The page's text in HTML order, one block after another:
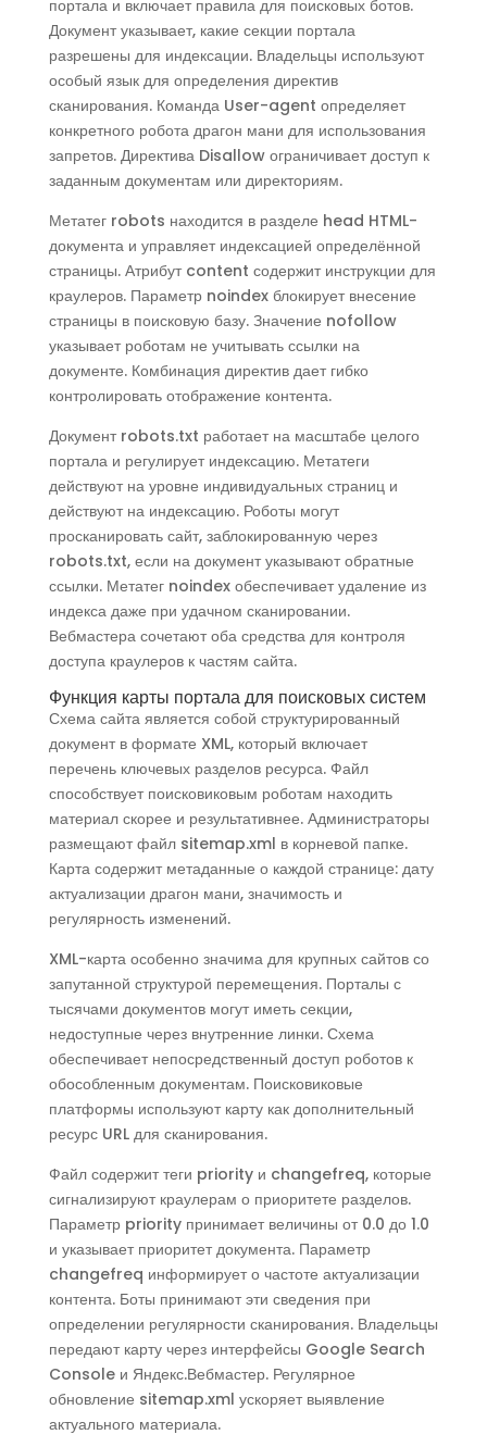
портала и включает правила для поисковых ботов.
Документ указывает, какие секции портала
разрешены для индексации. Владельцы используют
особый язык для определения директив
сканирования. Команда User-agent определяет
конкретного робота драгон мани для использования
запретов. Директива Disallow ограничивает доступ к
заданным документам или директориям.
Метатег robots находится в разделе head HTML-
документа и управляет индексацией определённой
страницы. Атрибут content содержит инструкции для
краулеров. Параметр noindex блокирует внесение
страницы в поисковую базу. Значение nofollow
указывает роботам не учитывать ссылки на
документе. Комбинация директив дает гибко
контролировать отображение контента.
Документ robots.txt работает на масштабе целого
портала и регулирует индексацию. Метатеги
действуют на уровне индивидуальных страниц и
действуют на индексацию. Роботы могут
просканировать сайт, заблокированную через
robots.txt, если на документ указывают обратные
ссылки. Метатег noindex обеспечивает удаление из
индекса даже при удачном сканировании.
Вебмастера сочетают оба средства для контроля
доступа краулеров к частям сайта.
Функция карты портала для поисковых систем
Схема сайта является собой структурированный
документ в формате XML, который включает
перечень ключевых разделов ресурса. Файл
способствует поисковиковым роботам находить
материал скорее и результативнее. Администраторы
размещают файл sitemap.xml в корневой папке.
Карта содержит метаданные о каждой странице: дату
актуализации драгон мани, значимость и
регулярность изменений.
XML-карта особенно значима для крупных сайтов со
запутанной структурой перемещения. Порталы с
тысячами документов могут иметь секции,
недоступные через внутренние линки. Схема
обеспечивает непосредственный доступ роботов к
обособленным документам. Поисковиковые
платформы используют карту как дополнительный
ресурс URL для сканирования.
Файл содержит теги priority и changefreq, которые
сигнализируют краулерам о приоритете разделов.
Параметр priority принимает величины от 0.0 до 1.0
и указывает приоритет документа. Параметр
changefreq информирует о частоте актуализации
контента. Боты принимают эти сведения при
определении регулярности сканирования. Владельцы
передают карту через интерфейсы Google Search
Console и Яндекс.Вебмастер. Регулярное
обновление sitemap.xml ускоряет выявление
актуального материала.